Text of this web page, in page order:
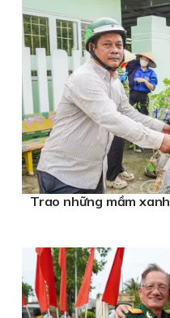
Trao những mầm xanh